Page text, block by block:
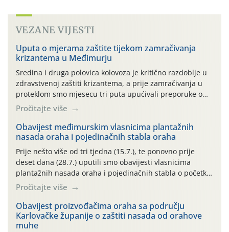
VEZANE VIJESTI
Uputa o mjerama zaštite tijekom zamračivanja
krizantema u Međimurju
Sredina i druga polovica kolovoza je kritično razdoblje u
zdravstvenoj zaštiti krizantema, a prije zamračivanja u
proteklom smo mjesecu tri puta upućivali preporuke o
preventivnim mjerama zaštite krizantema od najčešćih
uzročnika bolesti, štetnika i fito-fagnih grinja (23.7., 14.7.,
06.7.)! Na početku ovog mjeseca je zabilježeno je
povijesno i ekstremno vruće meteorološko razdoblje, uz
najviše temperature […]
Pročitajte više
Obavijest međimurskim vlasnicima plantažnih
nasada oraha i pojedinačnih stabla oraha
Prije nešto više od tri tjedna (15.7.), te ponovno prije
deset dana (28.7.) uputili smo obavijesti vlasnicima
plantažnih nasada oraha i pojedinačnih stabla o početku
leta i ovogodišnjoj potrebi usmjerenog suzbijanja
orahove muhe (Rhagoletis completa)! Već dvanaest dana
traje drugi ovogodišnji “toplinski udar”, koji naročito
izražen zadnja šest dana (31.7.-05.8.), jer najviše
temperature zraka svakodnevno […]
Pročitajte više
Obavijest proizvođačima oraha sa području
Karlovačke županije o zaštiti nasada od orahove
muhe